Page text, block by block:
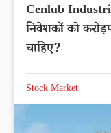
Cenlub
निवेशकों को
चाहिए?
Stock Market